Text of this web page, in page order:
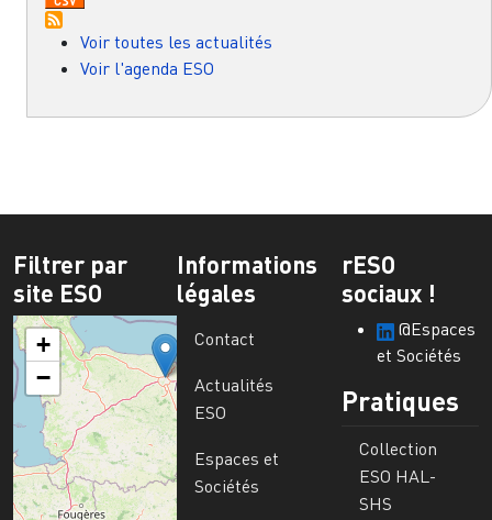
Voir toutes les actualités
Voir l'agenda ESO
Filtrer par
site ESO
+
−
Informations
légales
Contact
Actualités
ESO
Espaces et
Sociétés
rESO
sociaux !
@Espaces
et Sociétés
Pratiques
Collection
ESO HAL-
SHS